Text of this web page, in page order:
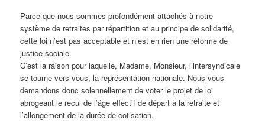
Parce que nous sommes profondément attachés à notre
système de retraites par répartition et au principe de solidarité,
cette loi n’est pas acceptable et n’est en rien une réforme de
justice sociale.
C’est la raison pour laquelle, Madame, Monsieur, l’intersyndicale
se tourne vers vous, la représentation nationale. Nous vous
demandons donc solennellement de voter le projet de loi
abrogeant le recul de l’âge effectif de départ à la retraite et
l’allongement de la durée de cotisation.